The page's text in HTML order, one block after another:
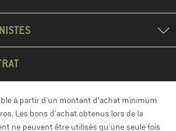
à partir d'un montant d'achat minimum
Les bons d'achat obtenus lors de la
ne peuvent être utilisés qu'une seule fois